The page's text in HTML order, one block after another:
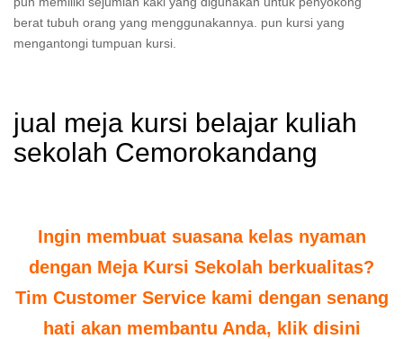
berat tubuh orang yang menggunakannya. pun kursi yang
mengantongi tumpuan kursi.
jual meja kursi belajar kuliah
sekolah Cemorokandang
Ingin membuat suasana kelas nyaman
dengan Meja Kursi Sekolah berkualitas?
Tim Customer Service kami dengan senang
hati akan membantu Anda, klik disini